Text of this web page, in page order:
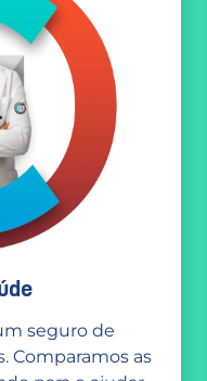
seguro de
Comparamos as